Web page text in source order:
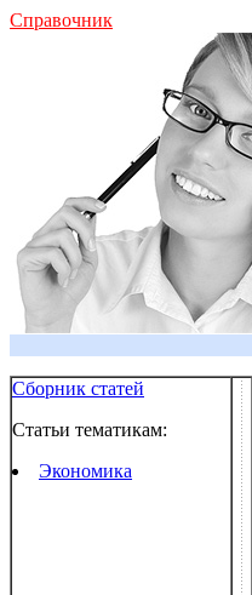
Справочник
Сборник статей
Статьи тематикам:
Экономика